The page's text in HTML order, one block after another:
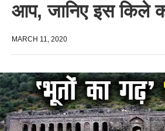
आप, जानिए इस किले
MARCH 11, 2020